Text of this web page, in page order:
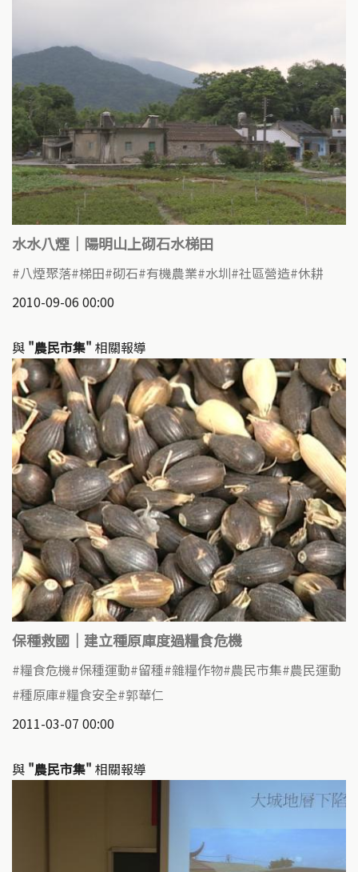
水水八煙｜陽明山上砌石水梯田
八煙聚落 梯田 砌石 有機農業 水圳 社區營造 休耕
2010-09-06 00:00
與 "農民市集" 相關報導
保種救國｜建立種原庫度過糧食危機
糧食危機 保種運動 留種 雜糧作物 農民市集 農民運動
種原庫 糧食安全 郭華仁
2011-03-07 00:00
與 "農民市集" 相關報導